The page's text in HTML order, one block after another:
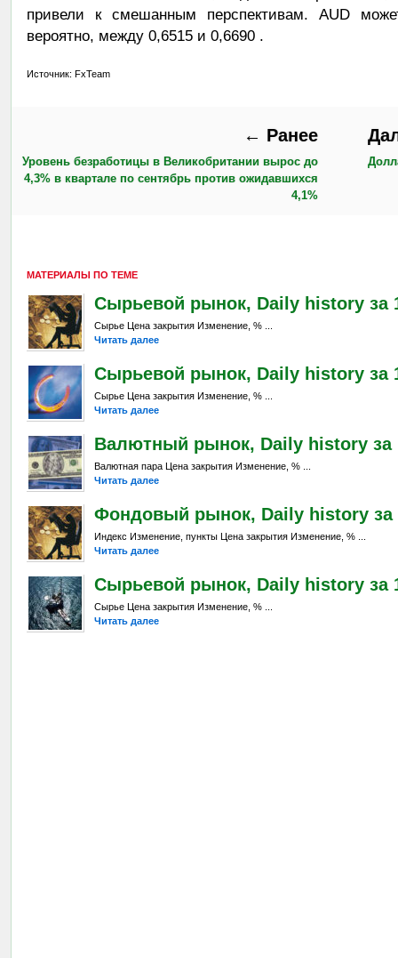
привели к смешанным перспективам. AUD
вероятно, между 0,6515 и 0,6690 .
Источник: FxTeam
← Ранее
Уровень безработицы в Великобритании вырос до
4,3% в квартале по сентябрь против ожидавшихся
4,1%
МАТЕРИАЛЫ ПО ТЕМЕ
Сырьевой рынок, Daily history за
Сырье Цена закрытия Изменение, % ...
Читать далее
Сырьевой рынок, Daily history за
Сырье Цена закрытия Изменение, % ...
Читать далее
Валютный рынок, Daily history за
Валютная пара Цена закрытия Изменение, % ...
Читать далее
Фондовый рынок, Daily history за
Индекс Изменение, пункты Цена закрытия Изменение, % ...
Читать далее
Сырьевой рынок, Daily history за
Сырье Цена закрытия Изменение, % ...
Читать далее